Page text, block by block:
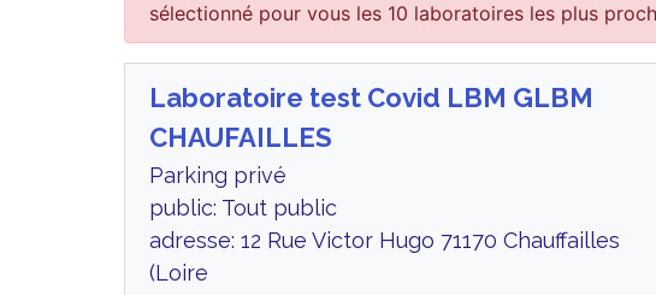
sélectionné pour vous les 10 laboratoires les plus
Laboratoire test Covid LBM GLBM
CHAUFAILLES
Parking privé
public: Tout public
adresse: 12 Rue Victor Hugo 71170 Chauffailles
(Loire